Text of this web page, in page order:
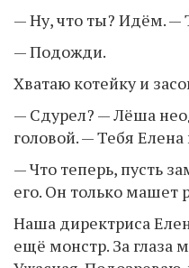
— Ну, что ты? Идём. —
— Подожди.
Хватаю котейку и
— Сдурел? — Лёша
головой. — Тебя
— Что теперь, пусть
его. Он только машет
Наша директриса
ещё монстр. За глаза